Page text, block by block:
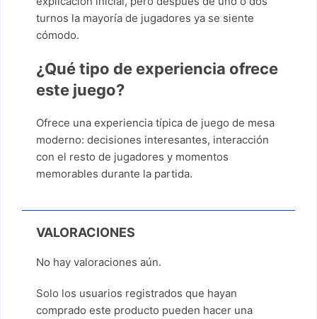
turnos la mayoría de jugadores ya se siente
cómodo.
¿Qué tipo de experiencia ofrece
este juego?
Ofrece una experiencia típica de juego de mesa
moderno: decisiones interesantes, interacción
con el resto de jugadores y momentos
memorables durante la partida.
VALORACIONES
No hay valoraciones aún.
Solo los usuarios registrados que hayan
comprado este producto pueden hacer una